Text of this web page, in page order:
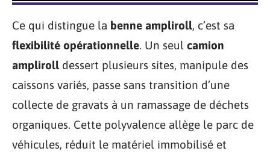
Ce qui distingue la benne ampliroll, c’est sa
flexibilité opérationnelle. Un seul camion
ampliroll dessert plusieurs sites, manipule des
caissons variés, passe sans transition d’une
collecte de gravats à un ramassage de déchets
organiques. Cette polyvalence allège le parc de
véhicules, réduit le matériel immobilisé et